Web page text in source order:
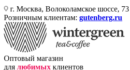
г. Москва, Волоколамское шоссе, 73
Розничным клиентам: gutenberg.ru
Оптовый магазин
для любимых клиентов